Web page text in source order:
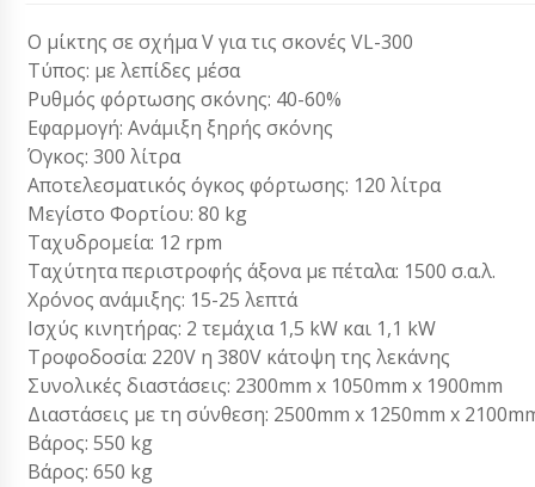
Ο μίκτης σε σχήμα V για τις σκονές VL-300
Τύπος: με λεπίδες μέσα
Ρυθμός φόρτωσης σκόνης: 40-60%
Εφαρμογή: Ανάμιξη ξηρής σκόνης
Όγκος: 300 λίτρα
Αποτελεσματικός όγκος φόρτωσης: 120 λίτρα
Μεγίστο Φορτίου: 80 kg
Ταχυδρομεία: 12 rpm
Ταχύτητα περιστροφής άξονα με πέταλα: 1500 σ.α.λ.
Χρόνος ανάμιξης: 15-25 λεπτά
Ισχύς κινητήρας: 2 τεμάχια 1,5 kW και 1,1 kW
Τροφοδοσία: 220V η 380V κάτοψη της λεκάνης
Συνολικές διαστάσεις: 2300mm x 1050mm x 1900mm
Διαστάσεις με τη σύνθεση: 2500mm x 1250mm x
Βάρος: 550 kg
Βάρος: 650 kg